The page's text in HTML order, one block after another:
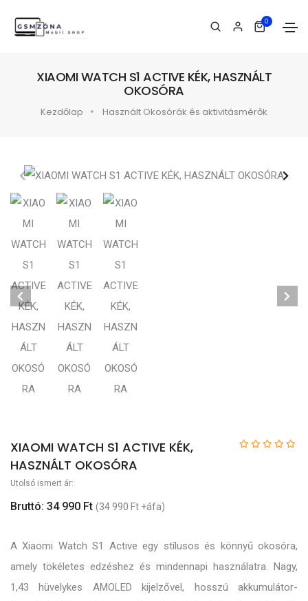
0
XIAOMI WATCH S1 ACTIVE KÉK, HASZNÁLT
OKOSÓRA
Kezdőlap Használt Okosórák és aktivitásmérők
XIAOMI WATCH S1 ACTIVE KÉK,
HASZNÁLT OKOSÓRA
Utolsó ismert ár:
Bruttó: 34 990 Ft (34 990 Ft +áfa)
A Xiaomi Watch S1 Active egy stílusos és könnyű okosóra,
amely tökéletes edzéshez és mindennapi használatra. Nagy,
1,43 hüvelykes AMOLED kijelzővel, hosszú akkumulátor-